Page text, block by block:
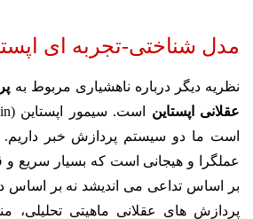
مدل شناختی-تجربه ای
نظریه دیگر درباره ناهشیاری مربوط به
عقلانی اپستاین
است ما دو سیستم پردازش خبر داریم.
عملگرا و هیجانی است که بسیار سریع و
بر اساس تداعی می اندیشد نه بر اساس
پردازش های عقلانی ماهیتی تحلیلی،